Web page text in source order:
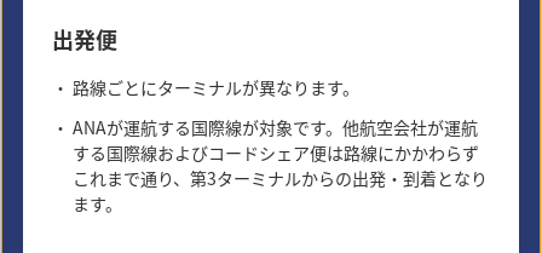
詳細はこちら
出発便
路線ごとにターミナルが異なります。
ANAが運航する国際線が対象です。他航空会社が運航
する国際線およびコードシェア便は路線にかかわらず
これまで通り、第3ターミナルからの出発・到着となり
ます。